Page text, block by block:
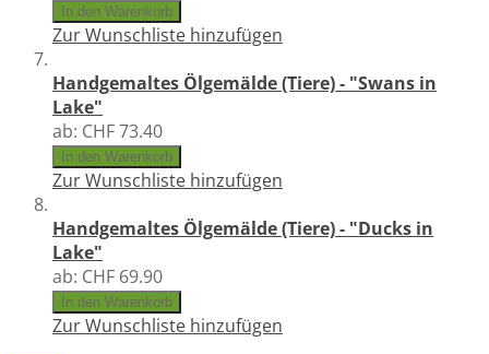
In den Warenkorb
Zur Wunschliste hinzufügen
Handgemaltes Ölgemälde (Tiere) - "Swans in
Lake"
ab: CHF 73.40
In den Warenkorb
Zur Wunschliste hinzufügen
Handgemaltes Ölgemälde (Tiere) - "Ducks in
Lake"
ab: CHF 69.90
In den Warenkorb
Zur Wunschliste hinzufügen